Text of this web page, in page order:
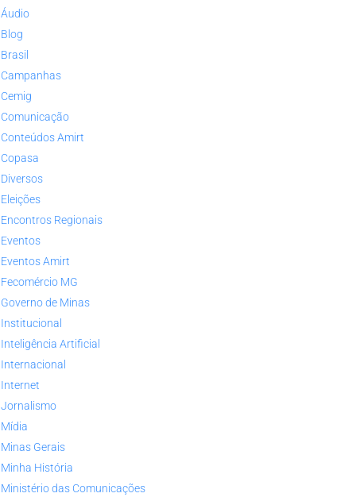
Áudio
Blog
Brasil
Campanhas
Cemig
Comunicação
Conteúdos Amirt
Copasa
Diversos
Eleições
Encontros Regionais
Eventos
Eventos Amirt
Fecomércio MG
Governo de Minas
Institucional
Inteligência Artificial
Internacional
Internet
Jornalismo
Mídia
Minas Gerais
Minha História
Ministério das Comunicações